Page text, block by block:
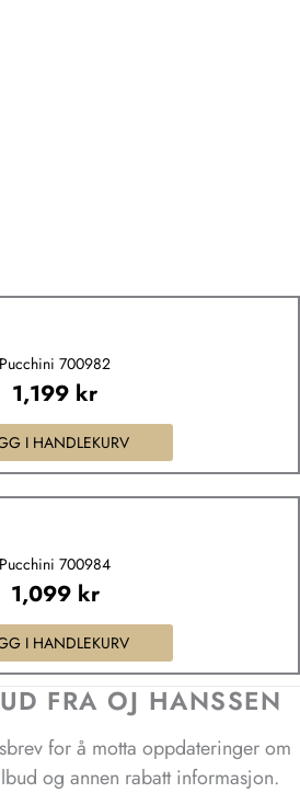
Pucchini 700982
1,199 kr
I HANDLEKURV
Pucchini 700984
1,099 kr
I HANDLEKURV
FRA OJ HANSSEN
for å motta oppdateringer om
og annen rabatt informasjon.